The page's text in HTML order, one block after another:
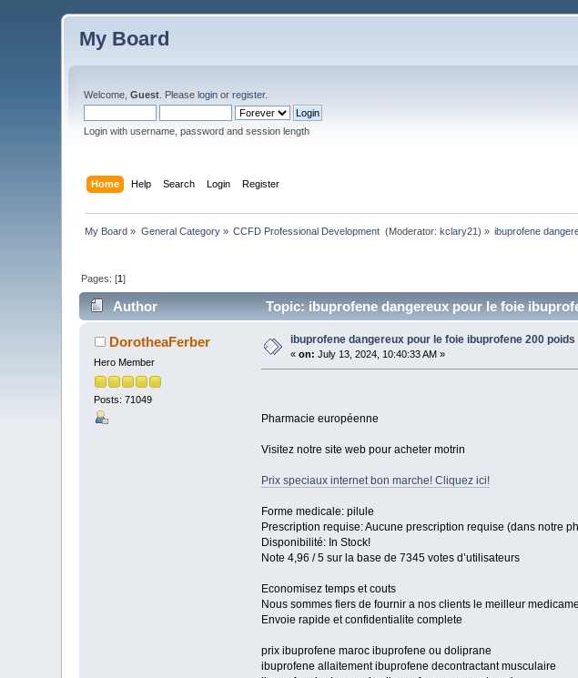
My Board
Welcome,Guest . Pleaselogin orregister.
Login with username, password and session length
Home Help Search Login Register
My Board » General Category» CCFD Professional Development (Moderator:kclary21) » ibuprofene
Pages: [1]
Author Topic: ibuprofene dangereux pour le foie
DorotheaFerber
Hero Member
Posts: 71049
ibuprofene dangereux pour le foie ibuprofene 200 poids
«on: July 13, 2024, 10:40:33 AM »
Pharmacie européenne
Visitez notre site web pour acheter motrin
Prix speciaux internet bon marche! Cliquez ici!
Forme medicale: pilule
Prescription requise: Aucune prescription requise (dans notre
Disponibilité: In Stock!
Note 4,96 / 5 sur la base de 7345 votes d’utilisateurs
Economisez temps et couts
Nous sommes fiers de fournir a nos clients le meilleur
Envoie rapide et confidentialite complete
prix ibuprofene maroc ibuprofene ou doliprane
ibuprofene allaitement ibuprofene decontractant musculaire